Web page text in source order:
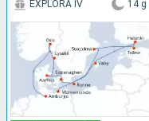
EXPLORA IV 14 g